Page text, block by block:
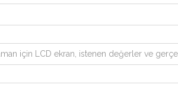
için LCD ekran, istenen değerler ve